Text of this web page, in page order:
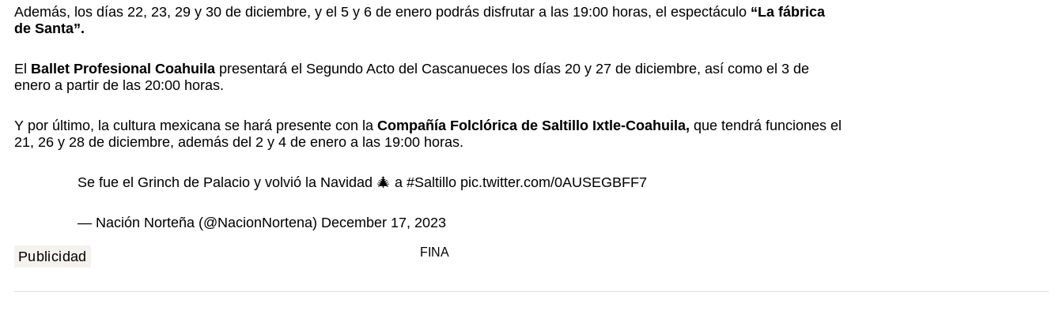
Además, los días 22, 23, 29 y 30 de diciembre, y el 5 y 6 de enero podrás disfrutar a las 19:00 horas, el espectáculo “La fábrica
de Santa”.
El Ballet Profesional Coahuila presentará el Segundo Acto del Cascanueces los días 20 y 27 de diciembre, así como el 3 de
enero a partir de las 20:00 horas.
Y por último, la cultura mexicana se hará presente con la Compañía Folclórica de Saltillo Ixtle-Coahuila, que tendrá funciones el
21, 26 y 28 de diciembre, además del 2 y 4 de enero a las 19:00 horas.
Se fue el Grinch de Palacio y volvió la Navidad 🎄 a #Saltillo pic.twitter.com/0AUSEGBFF7
— Nación Norteña (@NacionNortena) December 17, 2023
Publicidad